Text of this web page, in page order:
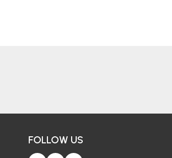
FOLLOW US